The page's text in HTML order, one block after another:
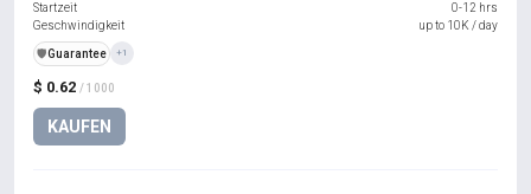
$ 0.62 / 1000
KAUFEN
Startzeit
0-12 hrs
Geschwindigkeit
up to 10K / day
️🛡️Guarantee +1